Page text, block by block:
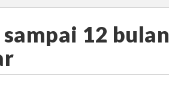
12 bulan